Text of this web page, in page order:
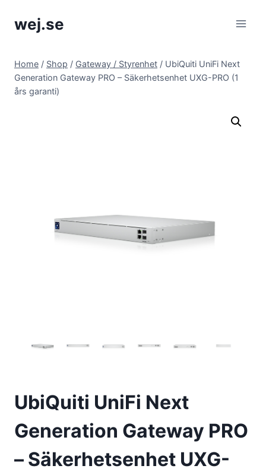
wej.se
Home / Shop / Gateway / Styrenhet / UbiQuiti UniFi Next
Generation Gateway PRO – Säkerhetsenhet UXG-PRO (1
års garanti)
UbiQuiti UniFi Next
Generation Gateway PRO
– Säkerhetsenhet UXG-